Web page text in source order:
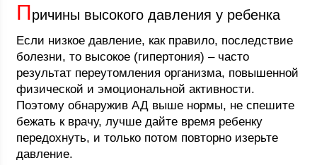
Причины высокого давления у ребенка
Если низкое давление, как правило, последствие
болезни, то высокое (гипертония) – часто
результат переутомления организма, повышенной
физической и эмоциональной активности.
Поэтому обнаружив АД выше нормы, не спешите
бежать к врачу, лучше дайте время ребенку
передохнуть, и только потом повторно изерьте
давление.